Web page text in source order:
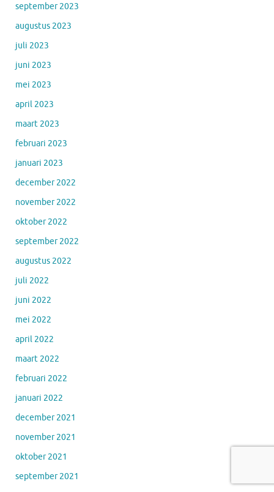
september 2023
augustus 2023
juli 2023
juni 2023
mei 2023
april 2023
maart 2023
februari 2023
januari 2023
december 2022
november 2022
oktober 2022
september 2022
augustus 2022
juli 2022
juni 2022
mei 2022
april 2022
maart 2022
februari 2022
januari 2022
december 2021
november 2021
oktober 2021
september 2021